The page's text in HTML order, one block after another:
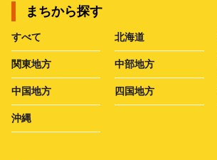
まちから探す
すべて 北海道
関東地方 中部地方
中国地方 四国地方
沖縄